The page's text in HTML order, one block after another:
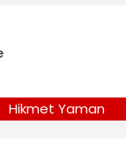
Hikmet Yaman